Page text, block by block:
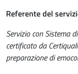
Referente del
Servizio con Sistema
certificato da
preparazione di